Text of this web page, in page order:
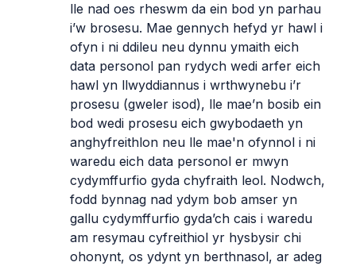
lle nad oes rheswm da ein bod yn parhau
i’w brosesu. Mae gennych hefyd yr hawl i
ofyn i ni ddileu neu dynnu ymaith eich
data personol pan rydych wedi arfer eich
hawl yn llwyddiannus i wrthwynebu i’r
prosesu (gweler isod), lle mae’n bosib ein
bod wedi prosesu eich gwybodaeth yn
anghyfreithlon neu lle mae'n ofynnol i ni
waredu eich data personol er mwyn
cydymffurfio gyda chyfraith leol. Nodwch,
fodd bynnag nad ydym bob amser yn
gallu cydymffurfio gyda’ch cais i waredu
am resymau cyfreithiol yr hysbysir chi
ohonynt, os ydynt yn berthnasol, ar adeg